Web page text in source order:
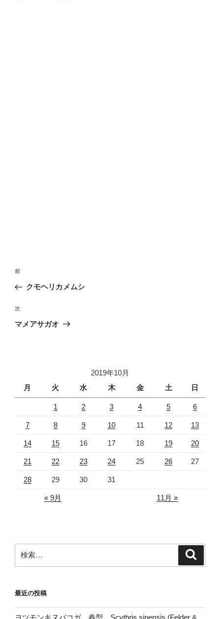
投
ナ
ビ
ゲ
前
の
稿
前
クモヘリカメムシ
次
の
次
マメアサガオ
2019年10月
月
火 水 木 金 土 日
1 2 3 4 5 6
7 8 9 10 11 12 13
14 15 16 17 18 19 20
21 22 23 24 25 26 27
28 29 30 31
« 9月 11月 »
索:
最近の投稿
ヨツモンキヌバコガ 春型 Scythris sinensis (Felder &